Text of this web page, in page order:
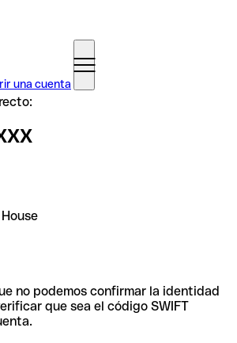
una cuenta
no podemos confirmar la identidad
que sea el código SWIFT